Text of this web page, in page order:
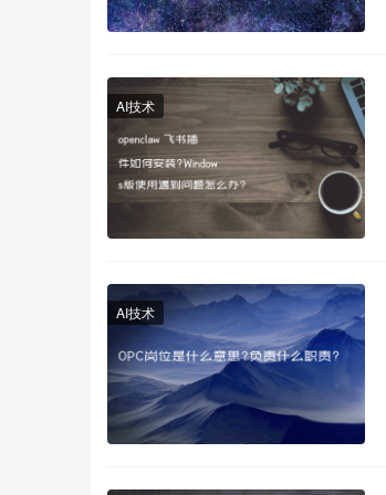
AI技术
AI技术